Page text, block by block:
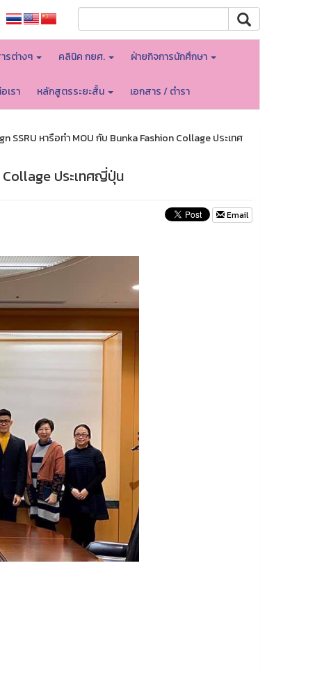
รต่างๆ คลินิค กยศ. ฝ่ายกิจการนักศึกษา
เรา หลักสูตรระยะสั้น เอกสาร / ตำรา
SSRU หารือทำ MOU กับ Bunka Fashion Collage ประเทศ
Collage ประเทศญี่ปุ่น
Email